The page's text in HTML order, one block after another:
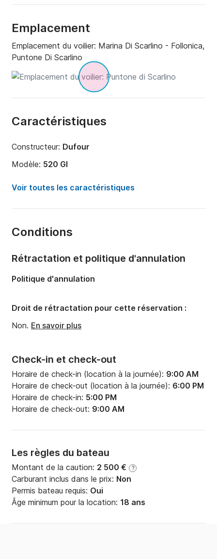
Emplacement
Emplacement du voilier: Marina Di Scarlino - Follonica,
Puntone Di Scarlino
Caractéristiques
Constructeur: Dufour
Modèle: 520 Gl
Année:
Nombre de couchages:
Nombre de salles de bains:
Tirant d'eau:2.3m
Puissance moteur:75cv
Voir toutes les caractéristiques
Conditions
Check-in et check-out
Horaire de check-in (location à la journée): 9:00 AM
Horaire de check-out (location à la journée): 6:00 PM
Horaire de check-in: 5:00 PM
Horaire de check-out: 9:00 AM
Les règles du bateau
Montant de la caution: 2 500 € ?
Carburant inclus dans le prix: Non
Permis bateau requis: Oui
Âge minimum pour la location: 18 ans
Rétractation et politique d'annulation
Politique d'annulation
Droit de rétractation pour cette réservation :
Non. En savoir plus